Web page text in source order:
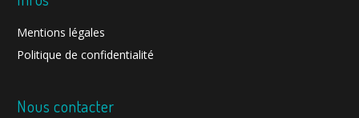
Mentions légales
Politique de confidentialité
Nous contacter